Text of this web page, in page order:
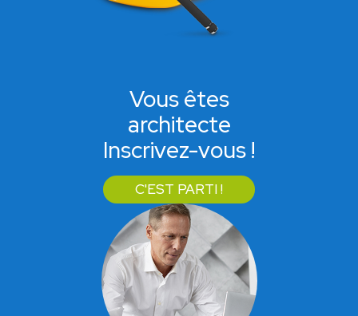
Vous êtes
architecte
Inscrivez-vous !
C'EST PARTI !